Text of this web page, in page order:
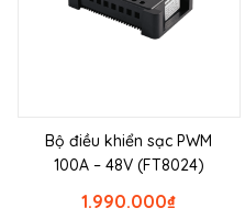
Bộ điều khiển sạc PWM
100A – 48V (FT8024)
₫
1.990.000